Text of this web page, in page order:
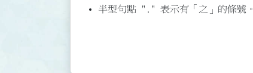
半型句點 "." 表示有「之」的條號。